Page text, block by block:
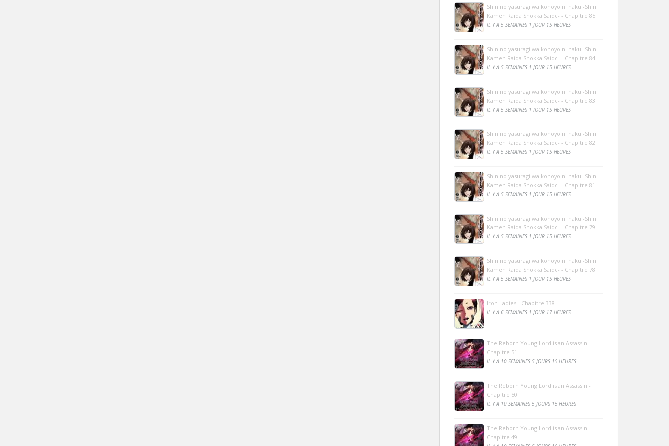
Shin no yasuragi wa konoyo ni naku -Shin
Kamen Raida Shokka Saido- - Chapitre 85
IL Y A 5 SEMAINES 1 JOUR 15 HEURES
Shin no yasuragi wa konoyo ni naku -Shin
Kamen Raida Shokka Saido- - Chapitre 84
IL Y A 5 SEMAINES 1 JOUR 15 HEURES
Shin no yasuragi wa konoyo ni naku -Shin
Kamen Raida Shokka Saido- - Chapitre 83
IL Y A 5 SEMAINES 1 JOUR 15 HEURES
Shin no yasuragi wa konoyo ni naku -Shin
Kamen Raida Shokka Saido- - Chapitre 82
IL Y A 5 SEMAINES 1 JOUR 15 HEURES
Shin no yasuragi wa konoyo ni naku -Shin
Kamen Raida Shokka Saido- - Chapitre 81
IL Y A 5 SEMAINES 1 JOUR 15 HEURES
Shin no yasuragi wa konoyo ni naku -Shin
Kamen Raida Shokka Saido- - Chapitre 79
IL Y A 5 SEMAINES 1 JOUR 15 HEURES
Shin no yasuragi wa konoyo ni naku -Shin
Kamen Raida Shokka Saido- - Chapitre 78
IL Y A 5 SEMAINES 1 JOUR 15 HEURES
Iron Ladies - Chapitre 338
IL Y A 6 SEMAINES 1 JOUR 17 HEURES
The Reborn Young Lord is an Assassin -
Chapitre 51
IL Y A 10 SEMAINES 5 JOURS 15 HEURES
The Reborn Young Lord is an Assassin -
Chapitre 50
IL Y A 10 SEMAINES 5 JOURS 15 HEURES
The Reborn Young Lord is an Assassin -
Chapitre 49